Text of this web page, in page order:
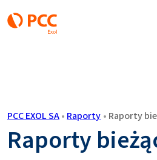
PCC EXOL SA• Raporty • Raporty
Raporty